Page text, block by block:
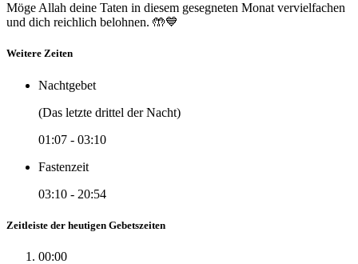
Möge Allah deine Taten in diesem gesegneten Monat vervielfachen
und dich reichlich belohnen. 🤲💙
Weitere Zeiten
Nachtgebet
(Das letzte drittel der Nacht)
01:07 - 03:10
Fastenzeit
03:10 - 20:54
Zeitleiste der heutigen Gebetszeiten
00:00